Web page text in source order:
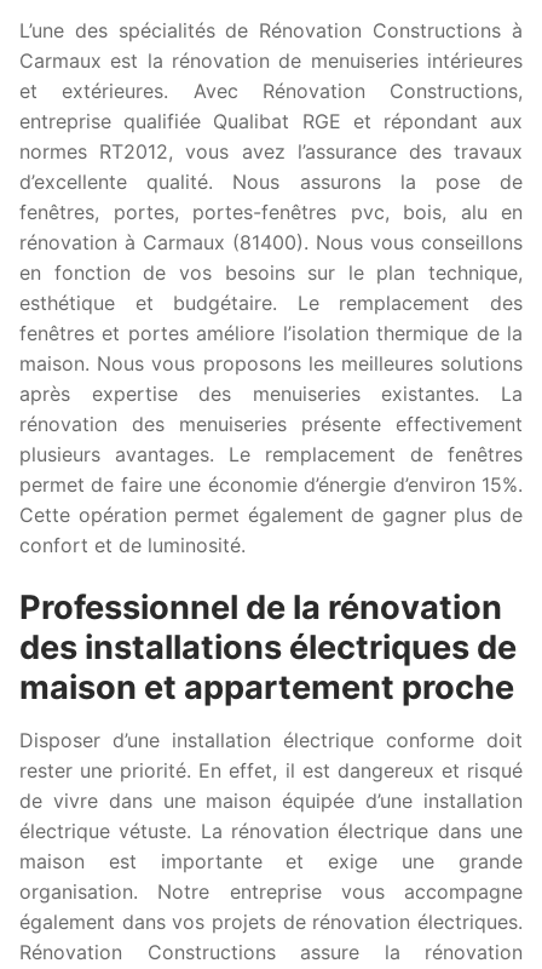
L’une des spécialités de Rénovation Constructions à
Carmaux est la rénovation de menuiseries intérieures
et extérieures. Avec Rénovation Constructions,
entreprise qualifiée Qualibat RGE et répondant aux
normes RT2012, vous avez l’assurance des travaux
d’excellente qualité. Nous assurons la pose de
fenêtres, portes, portes-fenêtres pvc, bois, alu en
rénovation à Carmaux (81400). Nous vous conseillons
en fonction de vos besoins sur le plan technique,
esthétique et budgétaire. Le remplacement des
fenêtres et portes améliore l’isolation thermique de la
maison. Nous vous proposons les meilleures solutions
après expertise des menuiseries existantes. La
rénovation des menuiseries présente effectivement
plusieurs avantages. Le remplacement de fenêtres
permet de faire une économie d’énergie d’environ 15%.
Cette opération permet également de gagner plus de
confort et de luminosité.
Professionnel de la rénovation
des installations électriques de
maison et appartement proche
Disposer d’une installation électrique conforme doit
rester une priorité. En effet, il est dangereux et risqué
de vivre dans une maison équipée d’une installation
électrique vétuste. La rénovation électrique dans une
maison est importante et exige une grande
organisation. Notre entreprise vous accompagne
également dans vos projets de rénovation électriques.
Rénovation Constructions assure la rénovation